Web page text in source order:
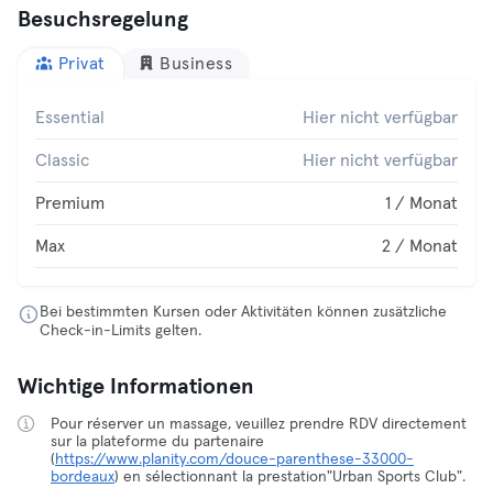
Besuchsregelung
Privat Business
Essential Hier nicht verfügbar
Classic Hier nicht verfügbar
Premium 1 / Monat
Max 2 / Monat
Bei bestimmten Kursen oder Aktivitäten können zusätzliche
Check-in-Limits gelten.
Wichtige Informationen
Pour réserver un massage, veuillez prendre RDV directement
sur la plateforme du partenaire
( https://www.planity.com/douce-parenthese-33000-
bordeaux) en sélectionnant la prestation"Urban Sports Club".